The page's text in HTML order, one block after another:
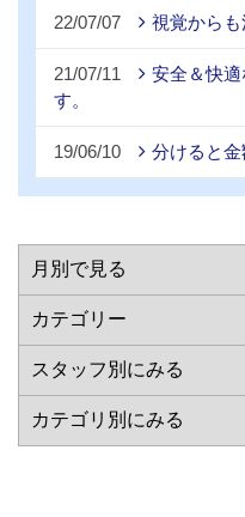
22/07/07 視覚からも
21/07/11
安全＆快
す。
19/06/10 分けると金